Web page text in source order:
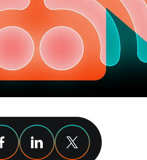
Share article on Facebook
Share article on Linkedin
Share article on X